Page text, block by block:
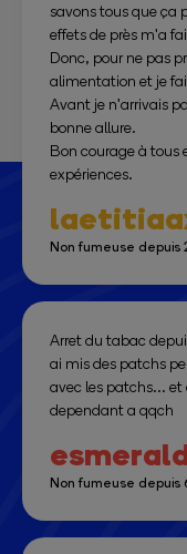
savons tous que ça
effets de près m'a
Donc, pour ne pas
alimentation et je
Avant je n'arrivais
bonne allure.
Bon courage à tous
expériences.
Non fumeuse depuis
Arret du tabac
ai mis des patchs
avec les patchs... et
dependant a qqch
Non fumeuse depuis